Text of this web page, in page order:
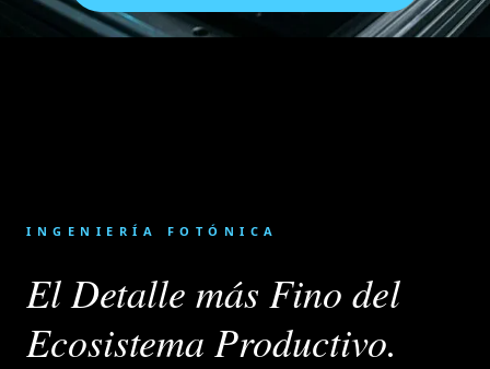
INGENIERÍA FOTÓNICA
El Detalle más Fino del
Ecosistema Productivo.